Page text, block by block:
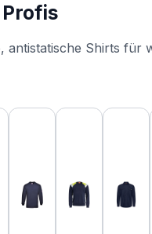
antistatische Shirts für